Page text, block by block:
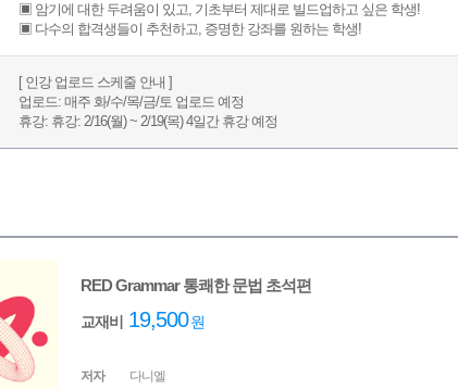
▣ 암기에 대한 두려움이 있고, 기초부터 제대로 빌드업하고 싶은 학생!
▣ 다수의 합격생들이 추천하고, 증명한 강좌를 원하는 학생!
[ 인강 업로드 스케줄 안내 ]
업로드: 매주 화/수/목/금/토 업로드 예정
휴강: 휴강: 2/16(월) ~ 2/19(목) 4일간 휴강 예정
RED Grammar 통쾌한 문법 초석편
교재비 19,500원
저자
다니엘